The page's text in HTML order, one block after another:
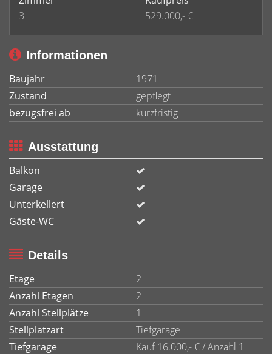
3
529.000,- €
Informationen
Baujahr
1971
Zustand
gepflegt
bezugsfrei ab
kurzfristig
Ausstattung
Balkon
Garage
Unterkellert
Gäste-WC
Details
Etage
2
Anzahl Etagen
2
Anzahl Stellplätze
1
Stellplatzart
Tiefgarage
Tiefgarage
Kauf 16.000,- € / Anzahl 1